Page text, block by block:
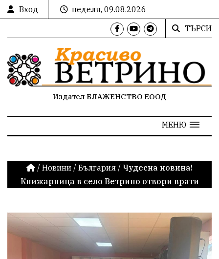
Вход
неделя, 09.08.2026
ТЪРСИ
Издател БЛАЖЕНСТВО ЕООД
МЕНЮ
/ Новини / България / Чудесна новина!
Книжарница в село Ветрино отвори врати